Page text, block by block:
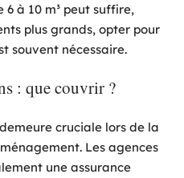
à 10 m³ peut suffire,
plus grands, opter pour
souvent nécessaire.
: que couvrir ?
cruciale lors de la
Les agences
une assurance